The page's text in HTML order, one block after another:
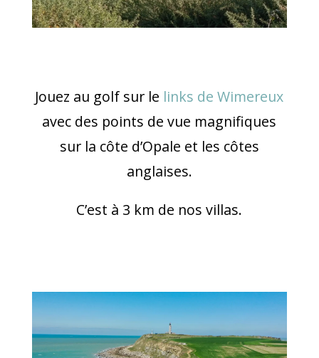
Jouez au golf sur le links de Wimereux
avec des points de vue magnifiques
sur la côte d’Opale et les côtes
anglaises.
C’est à 3 km de nos villas.